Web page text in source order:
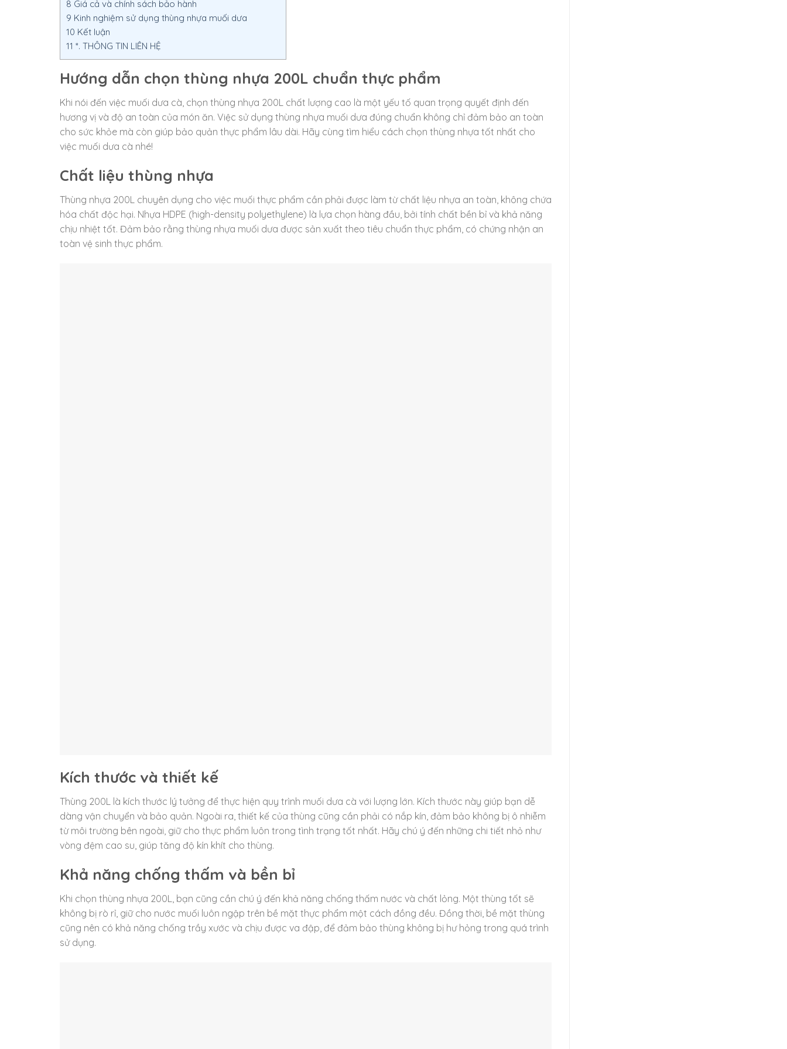
8 Giá cả và chính sách bảo hành
9 Kinh nghiệm sử dụng thùng nhựa muối dưa
10 Kết luận
11 *. THÔNG TIN LIÊN HỆ
Hướng dẫn chọn thùng nhựa 200L chuẩn thực phẩm
Khi nói đến việc muối dưa cà, chọn thùng nhựa 200L chất lượng cao là một yếu tố quan trọng quyết định đến
hương vị và độ an toàn của món ăn. Việc sử dụng thùng nhựa muối dưa đúng chuẩn không chỉ đảm bảo an toàn
cho sức khỏe mà còn giúp bảo quản thực phẩm lâu dài. Hãy cùng tìm hiểu cách chọn thùng nhựa tốt nhất cho
việc muối dưa cà nhé!
Chất liệu thùng nhựa
Thùng nhựa 200L chuyên dụng cho việc muối thực phẩm cần phải được làm từ chất liệu nhựa an toàn, không chứa
hóa chất độc hại. Nhựa HDPE (high-density polyethylene) là lựa chọn hàng đầu, bởi tính chất bền bỉ và khả năng
chịu nhiệt tốt. Đảm bảo rằng thùng nhựa muối dưa được sản xuất theo tiêu chuẩn thực phẩm, có chứng nhận an
toàn vệ sinh thực phẩm.
Kích thước và thiết kế
Thùng 200L là kích thước lý tưởng để thực hiện quy trình muối dưa cà với lượng lớn. Kích thước này giúp bạn dễ
dàng vận chuyển và bảo quản. Ngoài ra, thiết kế của thùng cũng cần phải có nắp kín, đảm bảo không bị ô nhiễm
từ môi trường bên ngoài, giữ cho thực phẩm luôn trong tình trạng tốt nhất. Hãy chú ý đến những chi tiết nhỏ như
vòng đệm cao su, giúp tăng độ kín khít cho thùng.
Khả năng chống thấm và bền bỉ
Khi chọn thùng nhựa 200L, bạn cũng cần chú ý đến khả năng chống thấm nước và chất lỏng. Một thùng tốt sẽ
không bị rò rỉ, giữ cho nước muối luôn ngập trên bề mặt thực phẩm một cách đồng đều. Đồng thời, bề mặt thùng
cũng nên có khả năng chống trầy xước và chịu được va đập, để đảm bảo thùng không bị hư hỏng trong quá trình
sử dụng.